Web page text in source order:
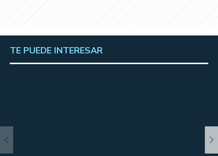
TE PUEDE INTERESAR